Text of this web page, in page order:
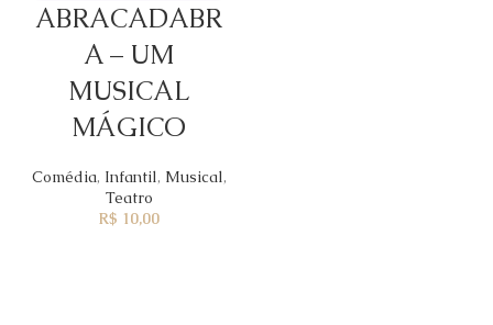
ABRACADABR
A – UM
MUSICAL
MÁGICO
Comédia, Infantil, Musical,
Teatro
R$ 10,00